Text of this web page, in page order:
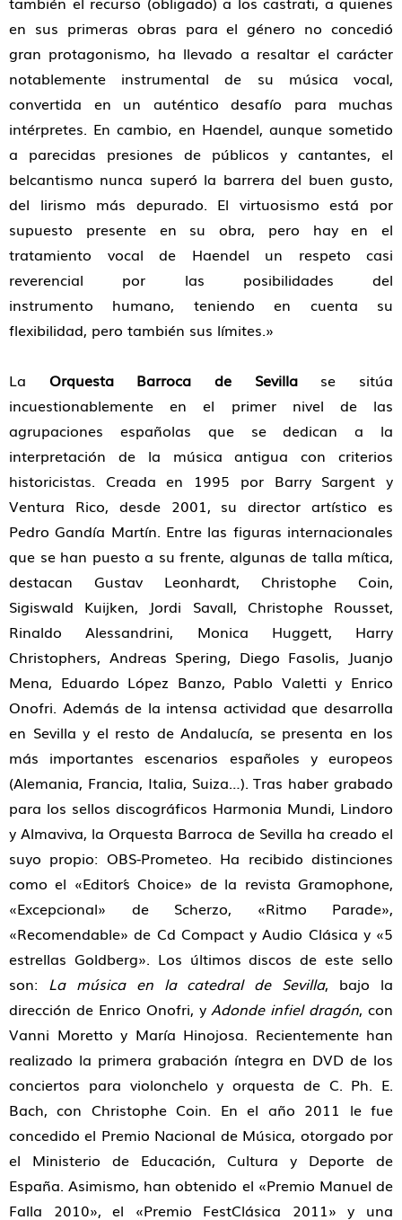
en sus primeras obras para el género no concedió
gran protagonismo, ha llevado a resaltar el carácter
notablemente instrumental de su música vocal,
convertida en un auténtico desafío para muchas
intérpretes. En cambio, en Haendel, aunque sometido
a parecidas presiones de públicos y cantantes, el
belcantismo nunca superó la barrera del buen gusto,
del lirismo más depurado. El virtuosismo está por
supuesto presente en su obra, pero hay en el
tratamiento vocal de Haendel un respeto casi
reverencial por las posibilidades del
instrumento humano, teniendo en cuenta su
flexibilidad, pero también sus límites.»
La Orquesta Barroca de Sevillase sitúa
incuestionablemente en el primer nivel de las
agrupaciones españolas que se dedican a la
interpretación de la música antigua con criterios
historicistas. Creada en 1995 por Barry Sargent y
Ventura Rico, desde 2001, su director artístico es
Pedro Gandía Martín. Entre las figuras internacionales
que se han puesto a su frente, algunas de talla mítica,
destacan Gustav Leonhardt, Christophe Coin,
Sigiswald Kuijken, Jordi Savall, Christophe Rousset,
Rinaldo Alessandrini, Monica Huggett, Harry
Christophers, Andreas Spering, Diego Fasolis, Juanjo
Mena, Eduardo López Banzo, Pablo Valetti y Enrico
Onofri. Además de la intensa actividad que desarrolla
en Sevilla y el resto de Andalucía, se presenta en los
más importantes escenarios españoles y europeos
(Alemania, Francia, Italia, Suiza…). Tras haber grabado
para los sellos discográficos Harmonia Mundi, Lindoro
y Almaviva, la Orquesta Barroca de Sevilla ha creado el
suyo propio: OBS-Prometeo. Ha recibido distinciones
como el «Editor´s Choice» de la revista Gramophone,
«Excepcional» de Scherzo, «Ritmo Parade»,
«Recomendable» de Cd Compact y Audio Clásica y «5
estrellas Goldberg». Los últimos discos de este sello
son: La música en la catedral de Sevilla, bajo la
dirección de Enrico Onofri, yAdonde infiel dragón, con
Vanni Moretto y María Hinojosa. Recientemente han
realizado la primera grabación íntegra en DVD de los
conciertos para violonchelo y orquesta de C. Ph. E.
Bach, con Christophe Coin. En el año 2011 le fue
concedido el Premio Nacional de Música, otorgado por
el Ministerio de Educación, Cultura y Deporte de
España. Asimismo, han obtenido el «Premio Manuel de
Falla 2010», el «Premio FestClásica 2011» y una